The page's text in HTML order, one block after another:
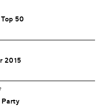
50
2015
Party